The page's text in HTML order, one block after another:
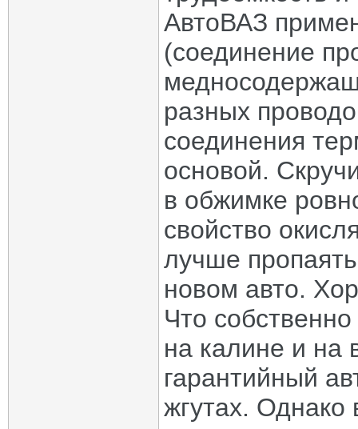
АвтоВАЗ
(соединение
разных
соединения
основой.
в обжимке
свойство
лучше
новом авто.
Что
на калине и на
гарантийный
жгутах. Однако